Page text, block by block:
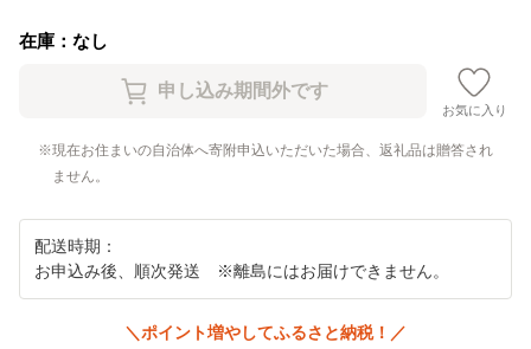
在庫：なし
お気に入り
現在お住まいの自治体へ寄附申込いただいた場合、返礼品は贈答され
ません。
配送時期：
お申込み後、順次発送 ※離島にはお届けできません。
＼ポイント増やしてふるさと納税！／